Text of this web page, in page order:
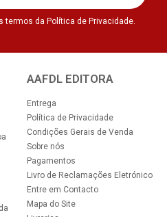
termos da Política de Privacidade.
AAFDL EDITORA
Entrega
Política de Privacidade
Condições Gerais de Venda
Sobre nós
Pagamentos
Livro de Reclamações Eletrónico
Entre em Contacto
Mapa do Site